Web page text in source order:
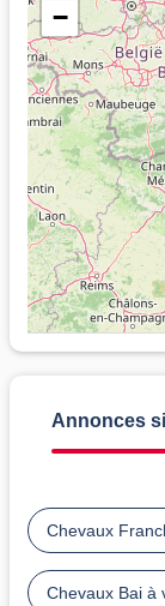
−
Annonces
Chevaux
Chevaux Bai à